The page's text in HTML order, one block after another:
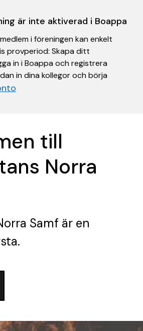
är inte aktiverad i Boappa
i föreningen kan enkelt
provperiod: Skapa ditt
in i Boappa och registrera
in dina kollegor och börja
till
Norra
Samf är en